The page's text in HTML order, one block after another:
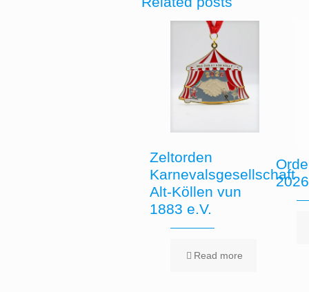
Zeltorden
Karnevalsgesellschaft
Alt-Köllen vun
1883 e.V.
Read more
2026